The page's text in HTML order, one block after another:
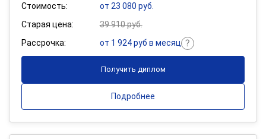
Стоимость:
от 23 080 руб.
Старая цена:
39 910 руб.
Рассрочка:
от 1 924 руб в месяц
Получить диплом
Подробнее